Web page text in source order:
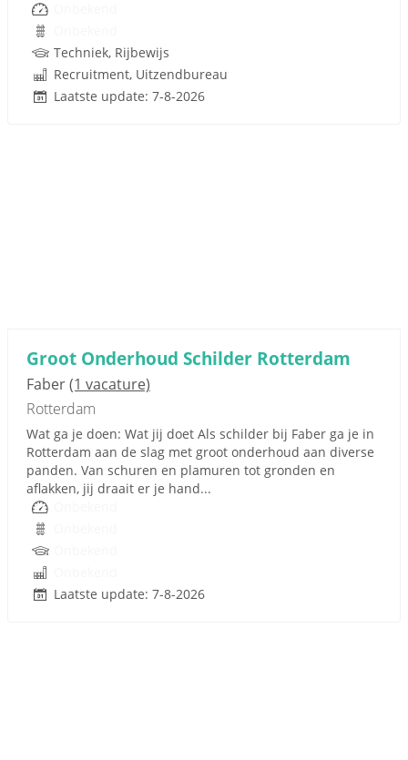
Techniek, Rijbewijs
Recruitment, Uitzendbureau
Laatste update: 7-8-2026
Groot Onderhoud Schilder Rotterdam
Faber(1 vacature)
Rotterdam
Wat ga je doen: Wat jij doet Als schilder bij Faber ga je in
Rotterdam aan de slag met groot onderhoud aan diverse
panden. Van schuren en plamuren tot gronden en
aflakken, jij draait er je hand...
Laatste update: 7-8-2026